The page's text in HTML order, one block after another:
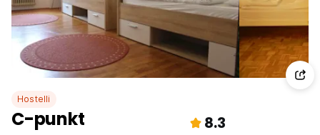
Hostelli
C-punkt 8.3